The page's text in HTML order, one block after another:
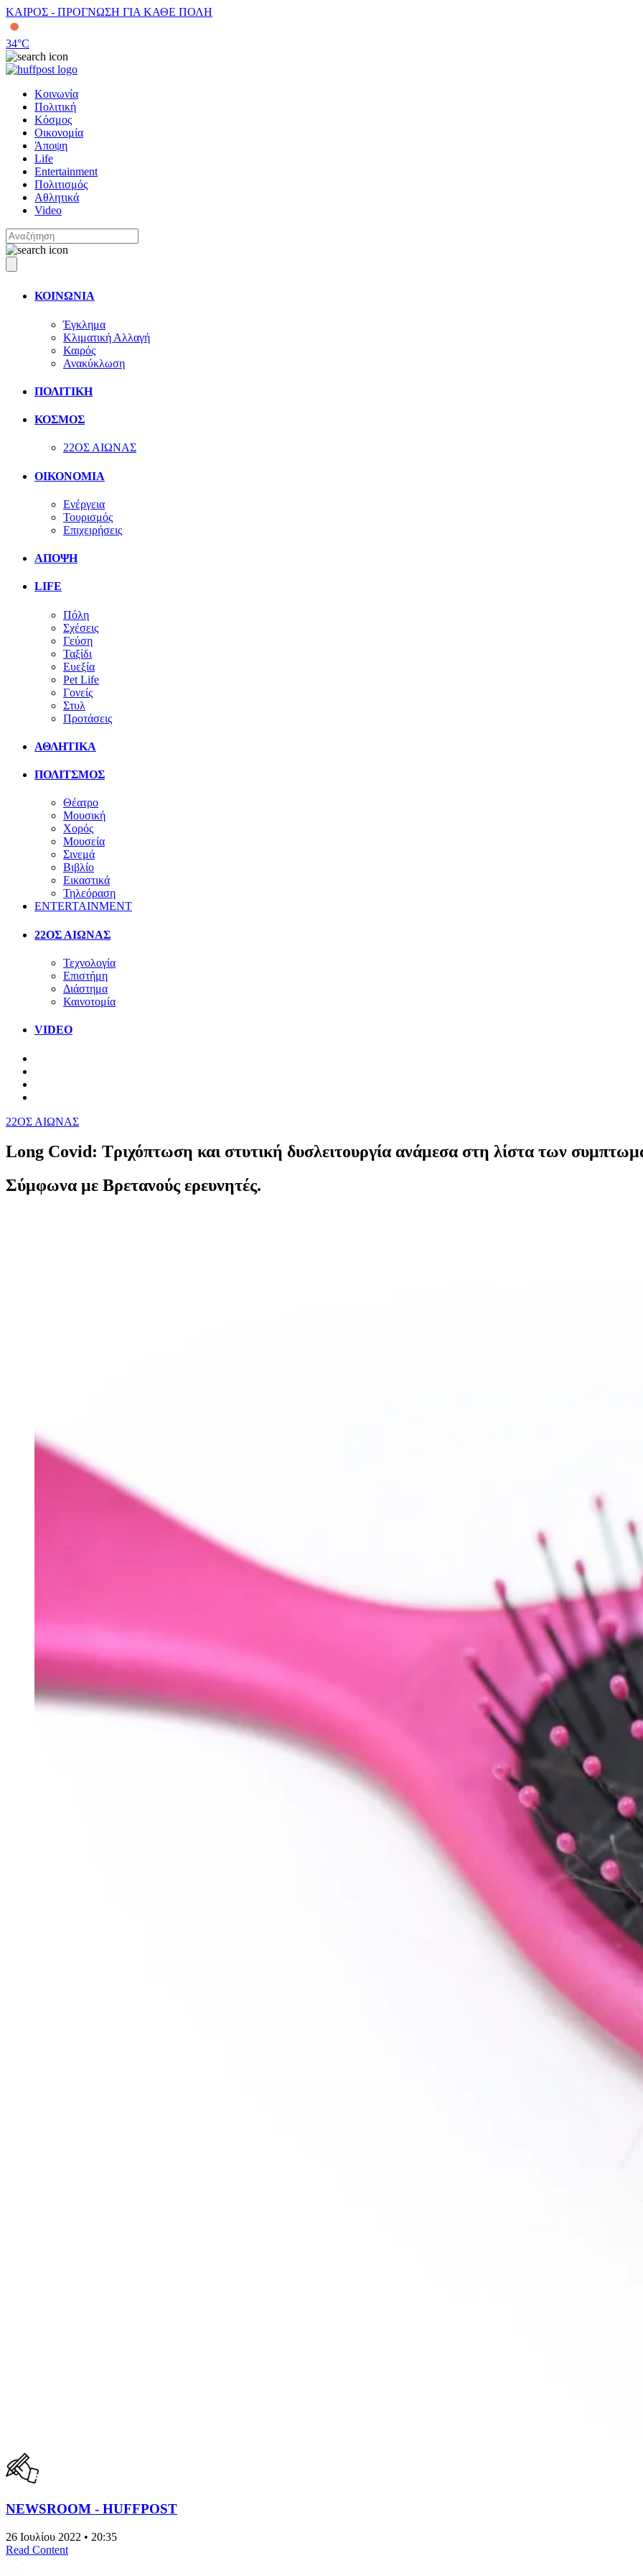
ΚΑΙΡΟΣ - ΠΡΟΓΝΩΣΗ ΓΙΑ ΚΑΘΕ ΠΟΛΗ
34°C
Κοινωνία
Πολιτική
Κόσμος
Οικονομία
Άποψη
Life
Entertainment
Πολιτισμός
Αθλητικά
Video
ΚΟΙΝΩΝΙΑ
Έγκλημα
Κλιματική Αλλαγή
Καιρός
Ανακύκλωση
ΠΟΛΙΤΙΚΗ
ΚΟΣΜΟΣ
22ΟΣ ΑΙΩΝΑΣ
ΟΙΚΟΝΟΜΙΑ
Ενέργεια
Τουρισμός
Επιχειρήσεις
ΑΠΟΨΗ
LIFE
Πόλη
Σχέσεις
Γεύση
Ταξίδι
Ευεξία
Pet Life
Γονείς
Στυλ
Προτάσεις
ΑΘΛΗΤΙΚΑ
ΠΟΛΙΤΣΜΟΣ
Θέατρο
Μουσική
Χορός
Μουσεία
Σινεμά
Βιβλίο
Εικαστικά
Τηλεόραση
ENTERTAINMENT
22ΟΣ ΑΙΩΝΑΣ
Τεχνολογία
Επιστήμη
Διάστημα
Καινοτομία
VIDEO
22ΟΣ ΑΙΩΝΑΣ
Long Covid: Τριχόπτωση και στυτική δυσλειτουργία ανάμεσα στη λίστα των
Σύμφωνα με Βρετανούς ερευνητές.
NEWSROOM - HUFFPOST
26 Ιουλίου 2022 • 20:35
Read Content